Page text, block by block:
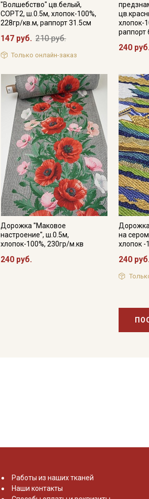
"Волшебство" цв.белый,
СОРТ2, ш.0.5м, хлопок-100%,
228гр/кв.м, раппорт 31.5см
147 руб. 210 руб.
Только онлайн-заказ
хлопок-
раппорт
240
Дорожка "Маковое
настроение", ш.0.5м,
хлопок-100%, 230гр/м.кв
240 руб.
на
хлопок -
240
Работы из наших тканей
Наши контакты